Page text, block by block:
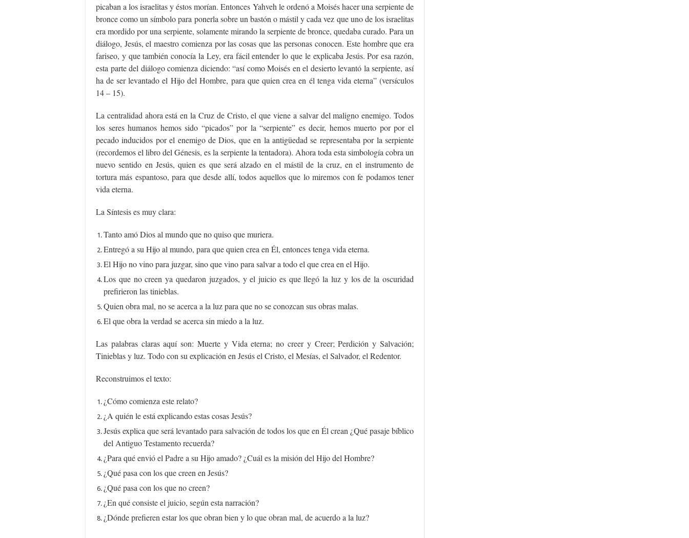
picaban a los israelitas y éstos morían. Entonces Yahveh le ordenó a Moisés hacer una serpiente de
bronce como un símbolo para ponerla sobre un bastón o mástil y cada vez que uno de los israelitas
era mordido por una serpiente, solamente mirando la serpiente de bronce, quedaba curado. Para un
diálogo, Jesús, el maestro comienza por las cosas que las personas conocen. Este hombre que era
fariseo, y que también conocía la Ley, era fácil entender lo que le explicaba Jesús. Por esa razón,
esta parte del diálogo comienza diciendo: “así como Moisés en el desierto levantó la serpiente, así
ha de ser levantado el Hijo del Hombre, para que quien crea en él tenga vida eterna” (versículos
14 – 15).
La centralidad ahora está en la Cruz de Cristo, el que viene a salvar del maligno enemigo. Todos
los seres humanos hemos sido “picados” por la “serpiente” es decir, hemos muerto por por el
pecado inducidos por el enemigo de Dios, que en la antigüedad se representaba por la serpiente
(recordemos el libro del Génesis, es la serpiente la tentadora). Ahora toda esta simbología cobra un
nuevo sentido en Jesús, quien es que será alzado en el mástil de la cruz, en el instrumento de
tortura más espantoso, para que desde allí, todos aquellos que lo miremos con fe podamos tener
vida eterna.
La Síntesis es muy clara:
Tanto amó Dios al mundo que no quiso que muriera.
Entregó a su Hijo al mundo, para que quien crea en Él, entonces tenga vida eterna.
El Hijo no vino para juzgar, sino que vino para salvar a todo el que crea en el Hijo.
Los que no creen ya quedaron juzgados, y el juicio es que llegó la luz y los de la oscuridad
prefirieron las tinieblas.
Quien obra mal, no se acerca a la luz para que no se conozcan sus obras malas.
El que obra la verdad se acerca sin miedo a la luz.
Las palabras claras aquí son: Muerte y Vida eterna; no creer y Creer; Perdición y Salvación;
Tinieblas y luz. Todo con su explicación en Jesús el Cristo, el Mesías, el Salvador, el Redentor.
Reconstruimos el texto:
¿Cómo comienza este relato?
¿A quién le está explicando estas cosas Jesús?
Jesús explica que será levantado para salvación de todos los que en Él crean ¿Qué pasaje bíblico
del Antiguo Testamento recuerda?
¿Para qué envió el Padre a su Hijo amado? ¿Cuál es la misión del Hijo del Hombre?
¿Qué pasa con los que creen en Jesús?
¿Qué pasa con los que no creen?
¿En qué consiste el juicio, según esta narración?
¿Dónde prefieren estar los que obran bien y lo que obran mal, de acuerdo a la luz?